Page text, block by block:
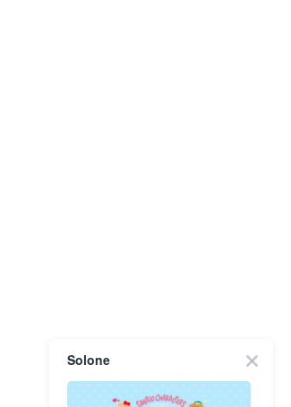
Solone